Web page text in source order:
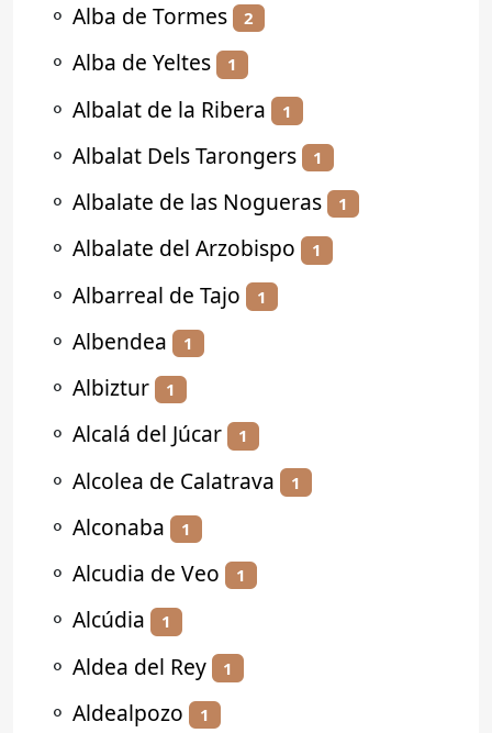
⚬ Alba de Tormes 2
⚬ Alba de Yeltes 1
⚬ Albalat de la Ribera 1
⚬ Albalat Dels Tarongers 1
⚬ Albalate de las Nogueras 1
⚬ Albalate del Arzobispo 1
⚬ Albarreal de Tajo 1
⚬ Albendea 1
⚬ Albiztur 1
⚬ Alcalá del Júcar 1
⚬ Alcolea de Calatrava 1
⚬ Alconaba 1
⚬ Alcudia de Veo 1
⚬ Alcúdia 1
⚬ Aldea del Rey 1
⚬ Aldealpozo 1